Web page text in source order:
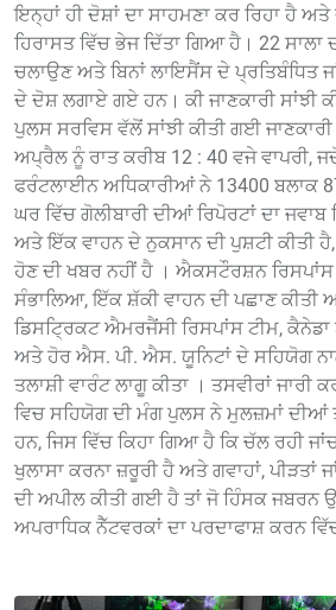
ਇਨ੍ਹਾਂ ਹੀ ਦੋਸ਼ਾਂ ਦਾ ਸਾਹਮਣਾ ਕਰ ਰਿਹਾ ਹੈ
ਹਿਰਾਸਤ ਵਿੱਚ ਭੇਜ ਦਿੱਤਾ ਗਿਆ ਹੈ। 22 ਸਾਲਾ
ਚਲਾਉਣ ਅਤੇ ਬਿਨਾਂ ਲਾਇਸੈਂਸ ਦੇ ਪ੍ਰਤਿਬੰਧਿਤ
ਦੇ ਦੋਸ਼ ਲਗਾਏ ਗਏ ਹਨ। ਕੀ ਜਾਣਕਾਰੀ ਸਾਂਝੀ
ਪੁਲਸ ਸਰਵਿਸ ਵੱਲੋਂ ਸਾਂਝੀ ਕੀਤੀ ਗਈ
ਅਪ੍ਰੈਲ ਨੂੰ ਰਾਤ ਕਰੀਬ 12 : 40 ਵਜੇ ਵਾਪਰੀ,
ਫਰੰਟਲਾਈਨ ਅਧਿਕਾਰੀਆਂ ਨੇ 13400 ਬਲਾਕ
ਘਰ ਵਿੱਚ ਗੋਲੀਬਾਰੀ ਦੀਆਂ ਰਿਪੋਰਟਾਂ ਦਾ
ਅਤੇ ਇੱਕ ਵਾਹਨ ਦੇ ਨੁਕਸਾਨ ਦੀ ਪੁਸ਼ਟੀ ਕੀਤੀ ਹੈ,
ਹੋਣ ਦੀ ਖਬਰ ਨਹੀਂ ਹੈ । ਐਕਸਟੌਰਸ਼ਨ ਰਿਸਪਾਂਸ
ਸੰਭਾਲਿਆ, ਇੱਕ ਸ਼ੱਕੀ ਵਾਹਨ ਦੀ ਪਛਾਣ
ਡਿਸਟ੍ਰਿਕਟ ਐਮਰਜੈਂਸੀ ਰਿਸਪਾਂਸ ਟੀਮ,
ਅਤੇ ਹੋਰ ਐਸ. ਪੀ. ਐਸ. ਯੂਨਿਟਾਂ ਦੇ ਸਹਿਯੋਗ
ਤਲਾਸ਼ੀ ਵਾਰੰਟ ਲਾਗੂ ਕੀਤਾ । ਤਸਵੀਰਾਂ ਜਾਰੀ
ਵਿਚ ਸਹਿਯੋਗ ਦੀ ਮੰਗ ਪੁਲਸ ਨੇ ਮੁਲਜ਼ਮਾਂ ਦੀਆਂ
ਹਨ, ਜਿਸ ਵਿੱਚ ਕਿਹਾ ਗਿਆ ਹੈ ਕਿ ਚੱਲ ਰਹੀ
ਖੁਲਾਸਾ ਕਰਨਾ ਜ਼ਰੂਰੀ ਹੈ ਅਤੇ ਗਵਾਹਾਂ,
ਦੀ ਅਪੀਲ ਕੀਤੀ ਗਈ ਹੈ ਤਾਂ ਜੋ ਹਿੰਸਕ ਜਬਰਨ
ਅਪਰਾਧਿਕ ਨੈੱਟਵਰਕਾਂ ਦਾ ਪਰਦਾਫਾਸ਼ ਕਰਨ